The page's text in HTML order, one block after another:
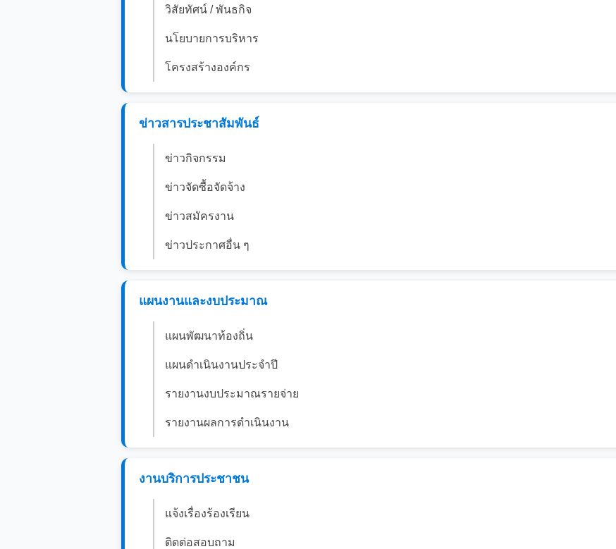
วิสัยทัศน์ / พันธกิจ
นโยบายการบริหาร
โครงสร้างองค์กร
ข่าวสารประชาสัมพันธ์
ข่าวกิจกรรม
ข่าวจัดซื้อจัดจ้าง
ข่าวสมัครงาน
ข่าวประกาศอื่น ๆ
แผนงานและงบประมาณ
แผนพัฒนาท้องถิ่น
แผนดำเนินงานประจำปี
รายงานงบประมาณรายจ่าย
รายงานผลการดำเนินงาน
งานบริการประชาชน
แจ้งเรื่องร้องเรียน
ติดต่อสอบถาม